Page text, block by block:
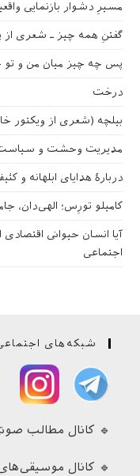
مسیرِ دشوار بازنمایی
گفتنِ همه چیز ـ شعری از
پس چه چیز میان من و
درخت
بیلچه (شعری از ویکتور
مدیریت وحشت و سیاست
دربارهٔ هدایای ابلهانه و
کامیلو تورِس؛ الهی‌دان،
آیا انسان حیوانی
اجتماعی
شبکه‌های
🔹 کانال مطالب
🔹 کانال